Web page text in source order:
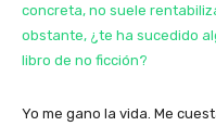
concreta, no suele
obstante, ¿te ha sucedido
libro de no ficción?
Yo me gano la vida. Me